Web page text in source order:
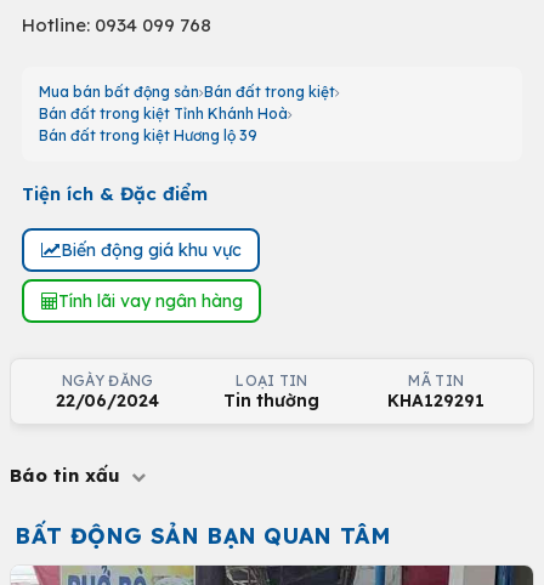
Hotline: 0934 099 768
Mua bán bất động sản Bán đất trong kiệt
Bán đất trong kiệt Tỉnh Khánh Hoà
Bán đất trong kiệt Hương lộ 39
Tiện ích & Đặc điểm
Biến động giá khu vực
Tính lãi vay ngân hàng
NGÀY ĐĂNG
22/06/2024
LOẠI TIN
Tin thường
MÃ TIN
KHA129291
Báo tin xấu
BẤT ĐỘNG SẢN BẠN QUAN TÂM